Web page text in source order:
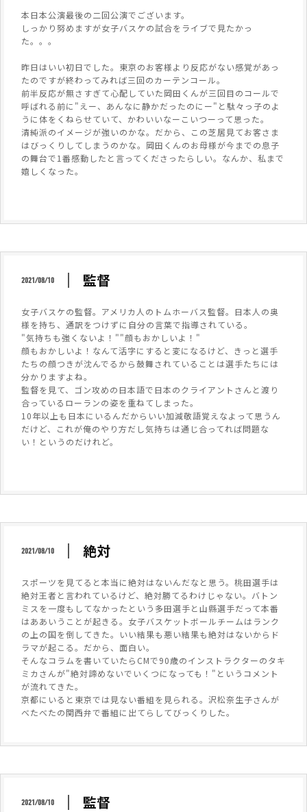
本日本公演最後の二回公演でございます。
しっかり努めますが女子バスケの試合をライブで見たかっ
た。。。
昨日はいい初日でした。東京のお客様より反応がない感覚があっ
たのですが終わってみれば三回のカーテンコール。
前半反応が無さすぎて心配していた岡田くんが三回目のコールで
呼ばれる前に"えー、あんなに静かだったのにー"と駄々っ子のよ
うに体をくねらせていて、かわいいなーこいつーって思った。
清純派のイメージが強いのかな。だから、この芝居見てお客さま
はびっくりしてしまうのかな。岡田くんのお母様が今までの息子
の舞台で1番感動したと言ってくださったらしい。なんか、私まで
嬉しくなった。
2021/08/10 監督
女子バスケの監督。アメリカ人のトムホーバス監督。日本人の奥
様を持ち、通訳をつけずに自分の言葉で指導されている。
"気持ちも強くないよ！""顔もおかしいよ！"
顔もおかしいよ！なんて活字にすると変になるけど、きっと選手
たちの顔つきが沈んでるから鼓舞されていることは選手たちには
分かりますよね。
監督を見て、ゴン攻めの日本語で日本のクライアントさんと渡り
合っているローランの姿を重ねてしまった。
10年以上も日本にいるんだからいい加減敬語覚えなよって思うん
だけど、これが俺のやり方だし気持ちは通じ合ってれば問題な
い！というのだけれど。
2021/08/10 絶対
スポーツを見てると本当に絶対はないんだなと思う。桃田選手は
絶対王者と言われているけど、絶対勝てるわけじゃない。バトン
ミスを一度もしてなかったという多田選手と山縣選手だって本番
はああいうことが起きる。女子バスケットボールチームはランク
の上の国を倒してきた。いい結果も悪い結果も絶対はないからド
ラマが起こる。だから、面白い。
そんなコラムを書いていたらCMで90歳のインストラクターのタキ
ミカさんが"絶対諦めないでいくつになっても！"というコメント
が流れてきた。
京都にいると東京では見ない番組を見られる。沢松奈生子さんが
べたべたの関西弁で番組に出てらしてびっくりした。
2021/08/10 監督